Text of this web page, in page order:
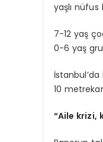
yaşlı nüfus
7-12 yaş
0-6 yaş
10
“Aile krizi,